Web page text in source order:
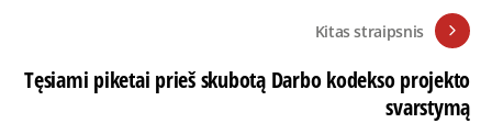
Kitas straipsnis
Tęsiami piketai prieš skubotą Darbo kodekso projekto
svarstymą